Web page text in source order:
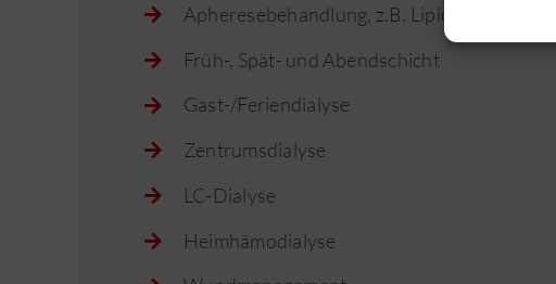
Apheresebehandlung, z.B. Lipidapherese
Früh-, Spät- und Abendschicht
Gast-/Feriendialyse
Zentrumsdialyse
LC-Dialyse
Heimhämodialyse